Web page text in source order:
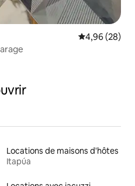
Évaluation
4,96 (28)
Locations de maisons d'hôtes
Itapúa